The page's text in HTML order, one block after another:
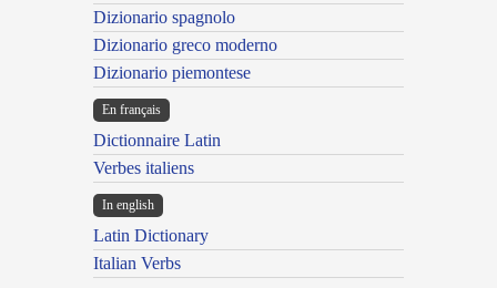
Dizionario spagnolo
Dizionario greco moderno
Dizionario piemontese
En français
Dictionnaire Latin
Verbes italiens
In english
Latin Dictionary
Italian Verbs